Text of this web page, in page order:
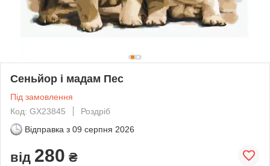
Сеньйор і мадам Пес
Під замовлення
Код: GX23845
Роздріб
Відправка з 09 серпня 2026
від 280 ₴